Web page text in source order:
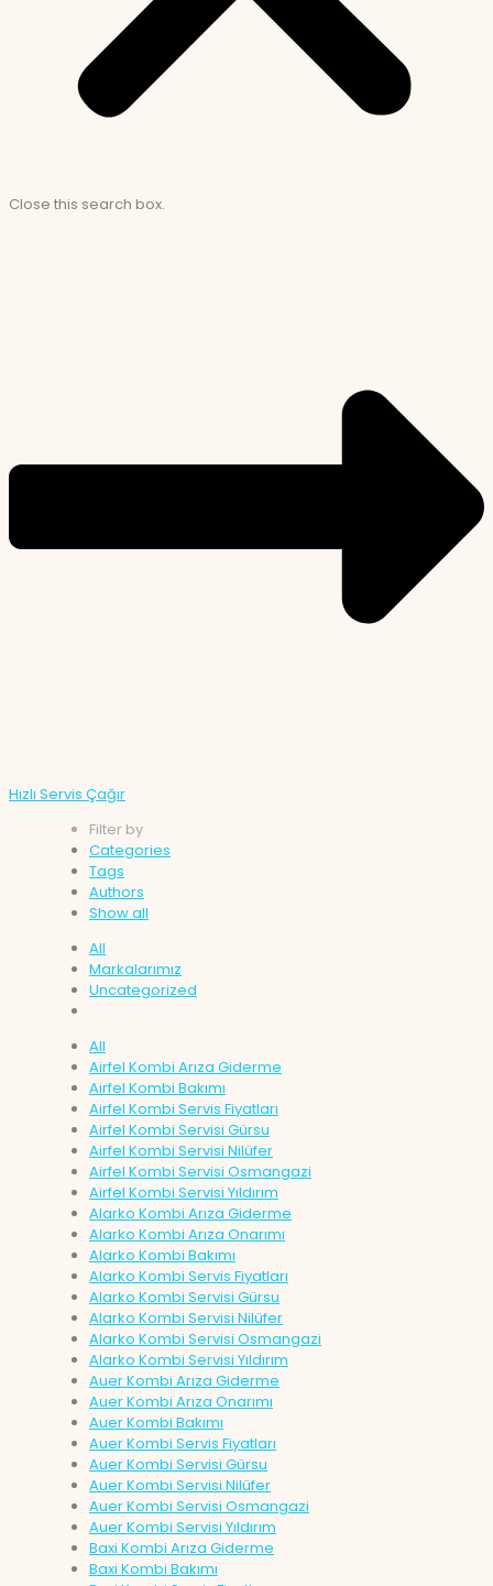
Close this search box.
Hızlı Servis Çağır
Filter by
Categories
Tags
Authors
Show all
All
Markalarımız
Uncategorized
All
Airfel Kombi Arıza Giderme
Airfel Kombi Bakımı
Airfel Kombi Servis Fiyatları
Airfel Kombi Servisi Gürsu
Airfel Kombi Servisi Nilüfer
Airfel Kombi Servisi Osmangazi
Airfel Kombi Servisi Yıldırım
Alarko Kombi Arıza Giderme
Alarko Kombi Arıza Onarımı
Alarko Kombi Bakımı
Alarko Kombi Servis Fiyatları
Alarko Kombi Servisi Gürsu
Alarko Kombi Servisi Nilüfer
Alarko Kombi Servisi Osmangazi
Alarko Kombi Servisi Yıldırım
Auer Kombi Arıza Giderme
Auer Kombi Arıza Onarımı
Auer Kombi Bakımı
Auer Kombi Servis Fiyatları
Auer Kombi Servisi Gürsu
Auer Kombi Servisi Nilüfer
Auer Kombi Servisi Osmangazi
Auer Kombi Servisi Yıldırım
Baxi Kombi Arıza Giderme
Baxi Kombi Bakımı